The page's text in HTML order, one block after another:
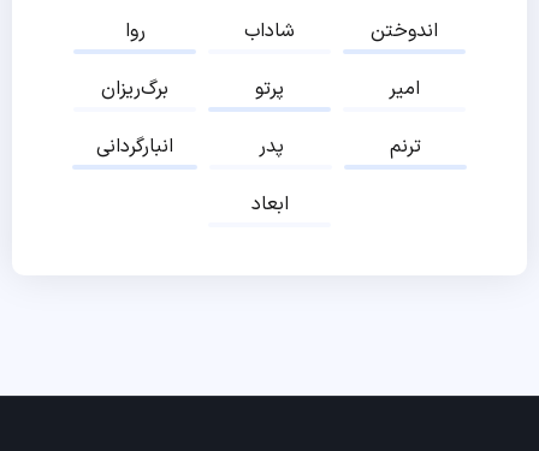
روا
شاداب
اندوختن
برگ‌ریزان
پرتو
امیر
انبارگردانی
پدر
ترنم
ابعاد